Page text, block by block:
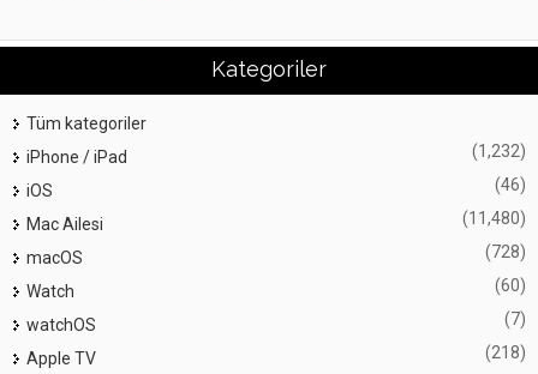
Kategoriler
Tüm kategoriler
iPhone / iPad
(1,232)
iOS (46)
Mac Ailesi (11,480)
macOS (728)
Watch (60)
watchOS (7)
Apple TV (218)